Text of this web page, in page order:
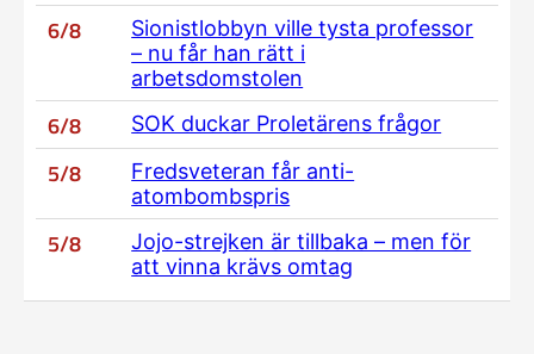
6/8
Sionistlobbyn ville tysta professor
– nu får han rätt i
arbetsdomstolen
6/8 SOK duckar Proletärens frågor
5/8
Fredsveteran får anti-
atombombspris
5/8
Jojo-strejken är tillbaka – men för
att vinna krävs omtag